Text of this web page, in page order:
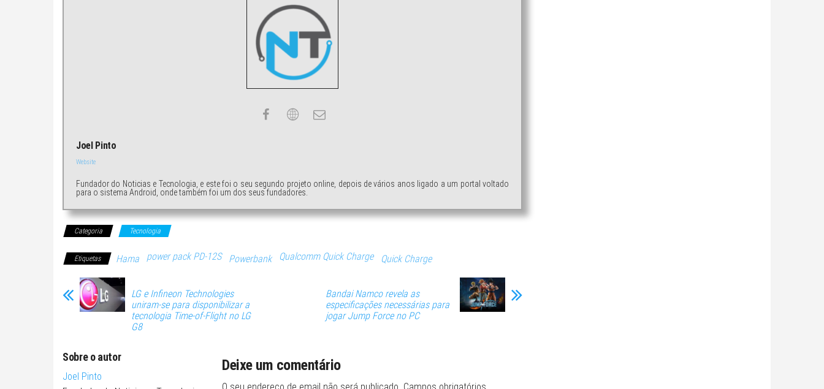
Joel Pinto
Website
Fundador do Noticias e Tecnologia, e este foi o seu segundo projeto online, depois de vários anos ligado a um portal voltado
para o sistema Android, onde também foi um dos seus fundadores.
Categoria Tecnologia
Etiquetas Hama power pack PD-12S Powerbank Qualcomm Quick Charge Quick Charge
LG e Infineon Technologies
uniram-se para disponibilizar a
tecnologia Time-of-Flight no LG
G8
Bandai Namco revela as
especificações necessárias para
jogar Jump Force no PC
Sobre o autor
Joel Pinto
Deixe um comentário